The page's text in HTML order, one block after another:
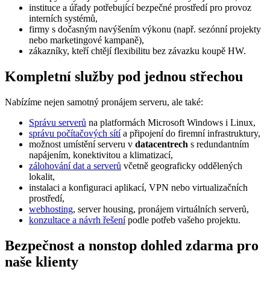
instituce a úřady potřebující bezpečné prostředí pro provoz
interních systémů,
firmy s dočasným navýšením výkonu (např. sezónní projekty
nebo marketingové kampaně),
zákazníky, kteří chtějí flexibilitu bez závazku koupě HW.
Kompletní služby pod jednou střechou
Nabízíme nejen samotný pronájem serveru, ale také:
Správu serverů na platformách Microsoft Windows i Linux,
správu počítačových sítía připojení do firemní infrastruktury,
možnost umístění serveru v datacentrech s redundantním
napájením, konektivitou a klimatizací,
zálohování dat a serverů včetně geograficky oddělených
lokalit,
instalaci a konfiguraci aplikací, VPN nebo virtualizačních
prostředí,
webhosting, server housing, pronájem virtuálních serverů,
konzultace a návrh řešenípodle potřeb vašeho projektu.
Bezpečnost a nonstop dohled zdarma pro
naše klienty